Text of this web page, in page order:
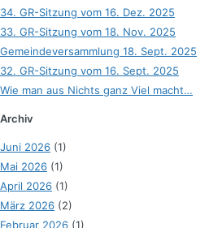
34. GR-Sitzung vom 16. Dez. 2025
33. GR-Sitzung vom 18. Nov. 2025
Gemeindeversammlung 18. Sept. 2025
32. GR-Sitzung vom 16. Sept. 2025
Wie man aus Nichts ganz Viel macht…
Archiv
Juni 2026 (1)
Mai 2026 (1)
April 2026 (1)
März 2026 (2)
Februar 2026 (1)